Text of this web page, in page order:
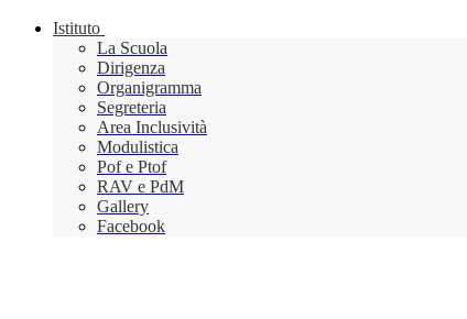
Istituto
La Scuola
Dirigenza
Organigramma
Segreteria
Area Inclusività
Modulistica
Pof e Ptof
RAV e PdM
Gallery
Facebook